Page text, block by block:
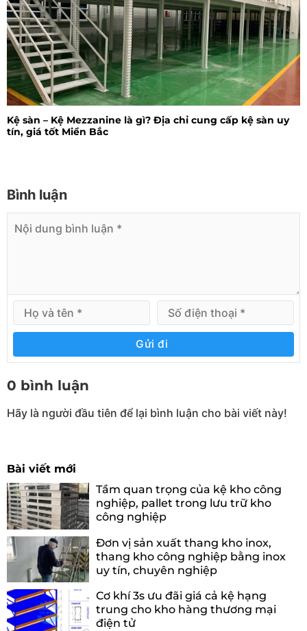
Kệ sàn – Kệ Mezzanine là gì? Địa chỉ cung cấp kệ sàn uy
tín, giá tốt Miền Bắc
Bình luận
Gửi đi
0 bình luận
Hãy là người đầu tiên để lại bình luận cho bài viết này!
Bài viết mới
Tầm quan trọng của kệ kho công
nghiệp, pallet trong lưu trữ kho
công nghiệp
Đơn vị sản xuất thang kho inox,
thang kho công nghiệp bằng inox
uy tín, chuyên nghiệp
Cơ khí 3s ưu đãi giá cả kệ hạng
trung cho kho hàng thương mại
điện tử